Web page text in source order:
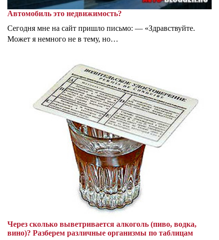
Автомобиль это недвижимость?
Сегодня мне на сайт пришло письмо: — «Здравствуйте.
Может я немного не в тему, но…
Через сколько выветривается алкоголь (пиво, водка,
вино)? Разберем различные организмы по таблицам